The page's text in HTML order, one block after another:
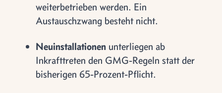
weiterbetrieben werden. Ein
Austauschzwang besteht nicht.
Neuinstallationen unterliegen ab
Inkrafttreten den GMG-Regeln statt der
bisherigen 65-Prozent-Pflicht.